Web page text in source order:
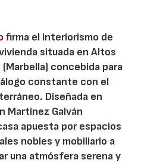
firma el interiorismo de
situada en Altos
concebida para
constante con el
Diseñada en
Martinez Galván
apuesta por espacios
nobles y mobiliario a
una atmósfera serena y